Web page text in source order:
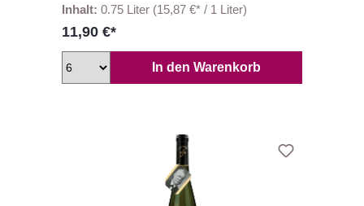
Inhalt: 0.75 Liter (15,87 €* / 1 Liter)
11,90 €*
In den Warenkorb